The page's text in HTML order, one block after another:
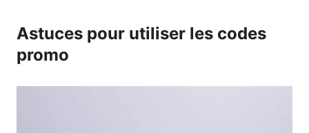
Astuces pour utiliser les codes
promo